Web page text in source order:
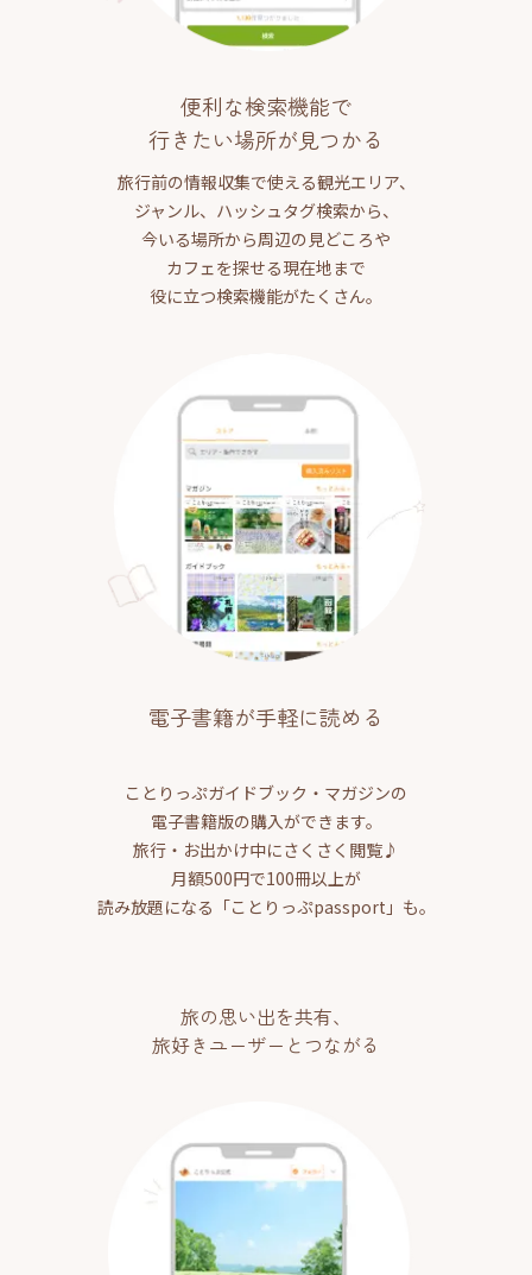
便利な検索機能で
行きたい場所が見つかる
旅行前の情報収集で使える観光エリア、
ジャンル、ハッシュタグ検索から、
今いる場所から周辺の見どころや
カフェを探せる現在地まで
役に立つ検索機能がたくさん。
電子書籍が手軽に読める
ことりっぷガイドブック・マガジンの
電子書籍版の購入ができます。
旅行・お出かけ中にさくさく閲覧♪
月額500円で100冊以上が
読み放題になる「ことりっぷpassport」も。
旅の思い出を共有、
旅好きユーザーとつながる